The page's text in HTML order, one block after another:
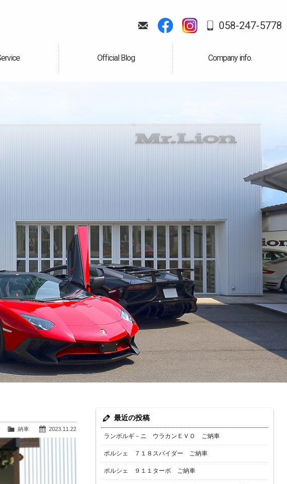
058-247-5778
ス案内 Official Blog
公式ブログ Company info.
会社案内
2023.11.22
納車
最近の投稿
ランボルギ－ニ ウラカンＥＶＯ ご納車
ポルシェ ７１８スパイダー ご納車
ポルシェ ９１１ターボ ご納車